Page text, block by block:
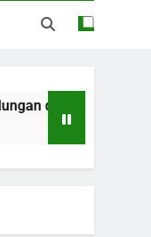
pribadi ASN